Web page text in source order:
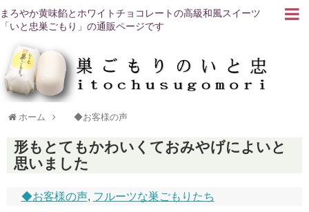
まろやか黄味餡とホワイトチョコレートの高級和風スイーツ
「いと忠巣ごもり」の通販ページです
ホーム ◆お客様の声
形もとてもかわいくておみやげによいと
思いました
◆お客様の声, フルーツな巣ごもりたち